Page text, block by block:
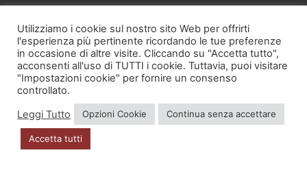
distribuzione@kappavu.it
info@kappavu.it
+39 349 5401575
CERCA
Cerca:
Utilizziamo i cookie sul nostro sito Web per offrirti
l'esperienza più pertinente ricordando le tue preferenze
in occasione di altre visite. Cliccando su "Accetta tutto",
acconsenti all'uso di TUTTI i cookie. Tuttavia, puoi visitare
"Impostazioni cookie" per fornire un consenso
controllato.
Leggi Tutto
Opzioni Cookie Continua senza accettare
Accetta tutti